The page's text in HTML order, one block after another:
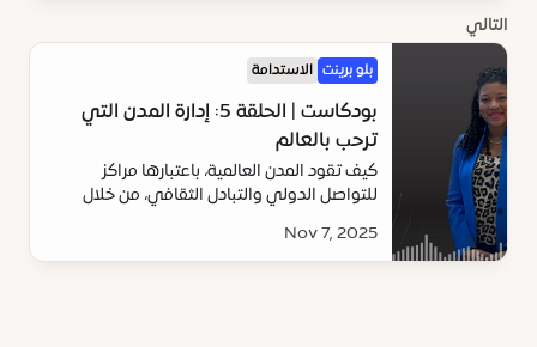
التالي
بلو برينت الاستدامة
بودكاست | الحلقة 5: إدارة المدن التي
ترحب بالعالم
كيف تقود المدن العالمية، باعتبارها مراكز
للتواصل الدولي والتبادل الثقافي، من خلال
المستدامة.
Nov 7, 2025